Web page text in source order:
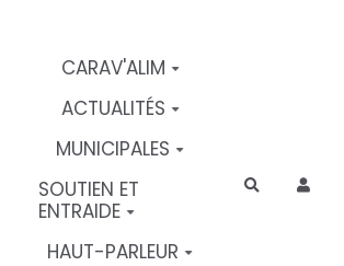
CARAV'ALIM
ACTUALITÉS
MUNICIPALES
SOUTIEN ET
ENTRAIDE
HAUT-PARLEUR
Rechercher